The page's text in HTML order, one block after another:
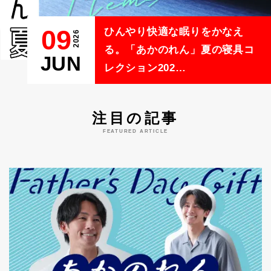
162026
JUN
夏の休日を楽しむ、カジュアル
ウェアを贈って。「あかのれ
ん」の父の日ギフ…
092026
JUN
ひんやり快適な眠りをかなえ
る。「あかのれん」夏の寝具コ
レクション202…
032026
JUN
SKE48・中坂美祐さんと松川み
ゆさんが着る、〈NOA・Club〉
夏の…
032026
JUN
夏の装いを更新する。
〈REDWiLL〉＆〈vol sorae〉
2026…
122026
MAY
SKE48・松川みゆさんが着る、
〈NOA・Club〉おすすめ夏コー
デ2…
注目の記事
FEATURED ARTICLE